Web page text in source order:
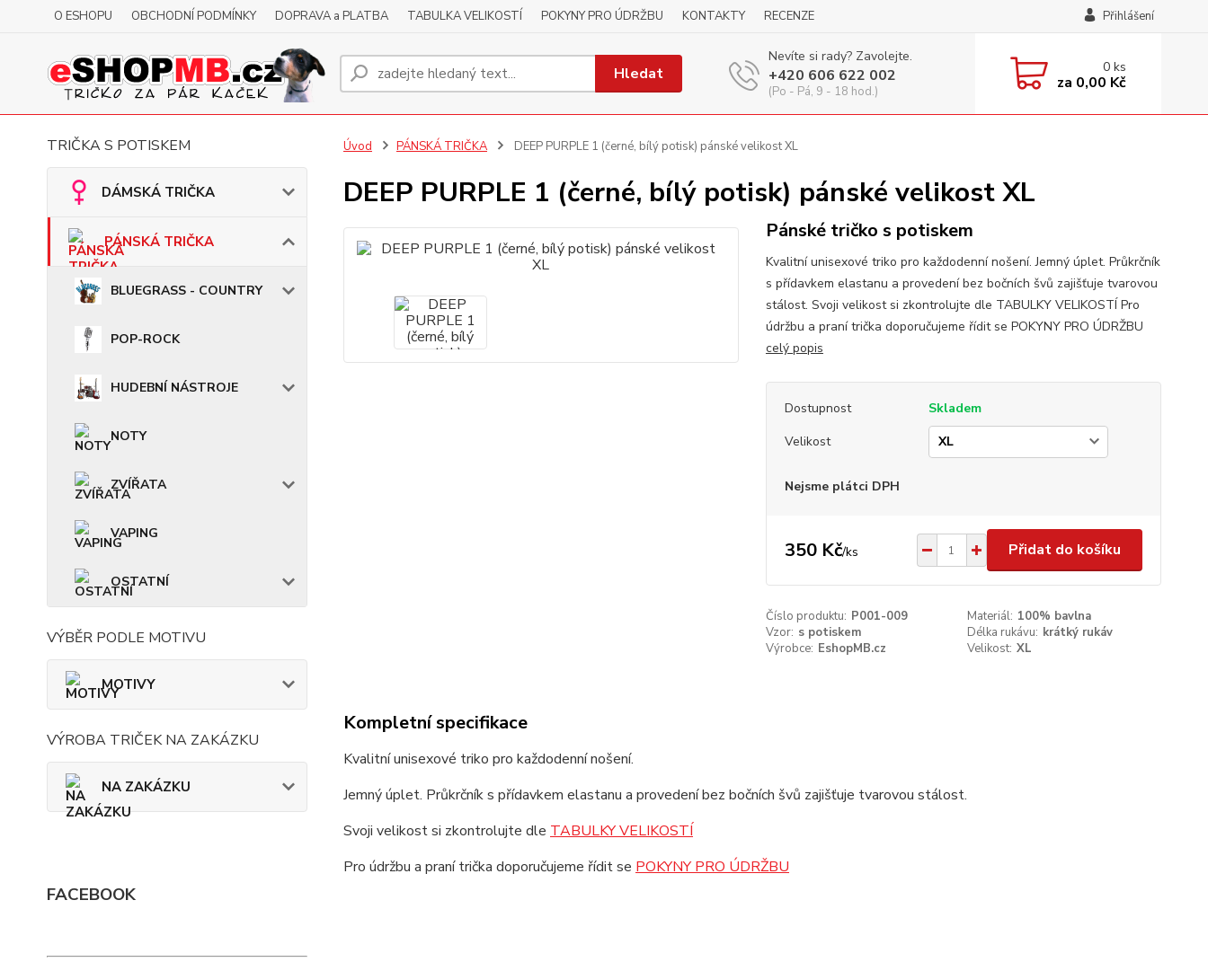
O ESHOPU OBCHODNÍ PODMÍNKY DOPRAVA a PLATBA TABULKA VELIKOSTÍ POKYNY PRO ÚDRŽBU KONTAKTY RECENZE Přihlášení
Hledat
Nevíte si rady? Zavolejte.
+420 606 622 002
(Po - Pá, 9 - 18 hod.)
0ks
za 0,00 Kč
TRIČKA S POTISKEM
DÁMSKÁ TRIČKA
PÁNSKÁ TRIČKA
BLUEGRASS - COUNTRY
POP-ROCK
HUDEBNÍ NÁSTROJE
NOTY
ZVÍŘATA
VAPING
OSTATNÍ
VÝBĚR PODLE MOTIVU
MOTIVY
VÝROBA TRIČEK NA ZAKÁZKU
NA ZAKÁZKU
FACEBOOK
Úvod PÁNSKÁ TRIČKA DEEP PURPLE 1 (černé, bílý potisk) pánské velikost XL
DEEP PURPLE 1 (černé, bílý potisk) pánské velikost XL
Pánské tričko s potiskem
Kvalitní unisexové triko pro každodenní nošení. Jemný úplet. Průkrčník
s přídavkem elastanu a provedení bez bočních švů zajišťuje tvarovou
stálost. Svoji velikost si zkontrolujte dle TABULKY VELIKOSTÍ Pro
údržbu a praní trička doporučujeme řídit se POKYNY PRO ÚDRŽBU
celý popis
Dostupnost
Skladem
Velikost
Nejsme plátci DPH
350 Kč/ks Přidat do košíku
Číslo produktu: P001-009 Materiál: 100% bavlna
Vzor: s potiskem Délka rukávu: krátký rukáv
Výrobce: EshopMB.cz Velikost: XL
Kompletní specifikace
Kvalitní unisexové triko pro každodenní nošení.
Jemný úplet. Průkrčník s přídavkem elastanu a provedení bez bočních švů zajišťuje tvarovou stálost.
Svoji velikost si zkontrolujte dle TABULKY VELIKOSTÍ
Pro údržbu a praní trička doporučujeme řídit se POKYNY PRO ÚDRŽBU